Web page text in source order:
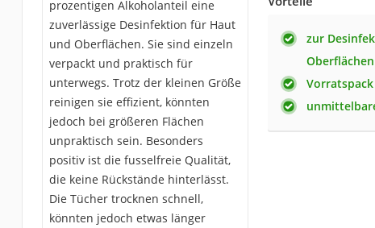
prozentigen Alkoholanteil eine
zuverlässige Desinfektion für Haut
und Oberflächen. Sie sind einzeln
verpackt und praktisch für
unterwegs. Trotz der kleinen Größe
reinigen sie effizient, könnten
jedoch bei größeren Flächen
unpraktisch sein. Besonders
positiv ist die fusselfreie Qualität,
die keine Rückstände hinterlässt.
Die Tücher trocknen schnell,
könnten jedoch etwas länger
zur
Vorratspack